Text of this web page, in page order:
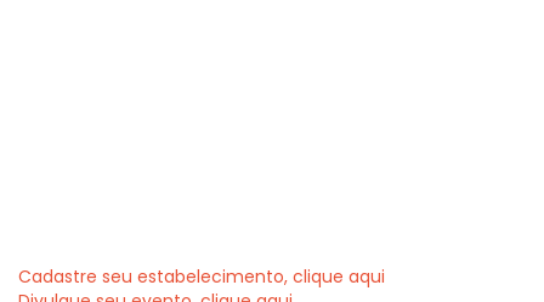
Cadastre seu estabelecimento, clique aqui